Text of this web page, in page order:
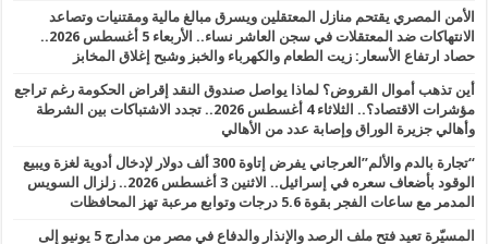
الأمن المصري يقتحم منازل المعتقلين ويسرق مبالغ مالية ومقتنيات وتصاعد
الانتهاكات ضد المعتقلات في سجن العاشر نساء.. الأربعاء 5 أغسطس 2026..
حصاد ارتفاع الأسعار: زيت الطعام والكهرباء والخبز وشبح إغلاق المخابز
أين تذهب أموال القروض؟ لماذا يواصل صندوق النقد إقراض الحكومة رغم تراجع
مؤشرات الاقتصاد؟.. الثلاثاء 4 أغسطس 2026.. تجدد الاشتباكات بين الشرطة
وأهالي جزيرة الوراق وإصابة عدد من الأهالي
“تجارة بالدم والألم”العرجاني يفرض إتاوة 300 ألف دولار لإدخال أدوية لغزة ويبيع
الوقود بأضعاف سعره في إسرائيل.. الاثنين 3 أغسطس 2026.. زلزال السويس
المدمر مع ساعات الفجر بقوة 5.6 درجات وتوابع مرعبة تهز المحافظات
المسيّرة تعيد فتح ملف الرصد والإنذار والدفاع في مصر من مدارج 5 يونيو إلى